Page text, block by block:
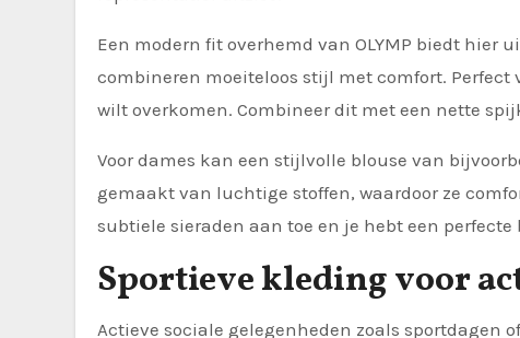
Een modern fit overhemd van OLYMP biedt hier
combineren moeiteloos stijl met comfort. Perfect
wilt overkomen. Combineer dit met een nette
Voor dames kan een stijlvolle blouse van
gemaakt van luchtige stoffen, waardoor ze
subtiele sieraden aan toe en je hebt een
Sportieve kleding voor
Actieve sociale gelegenheden zoals sportdagen